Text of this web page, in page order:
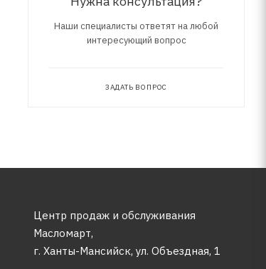
Наши специалисты ответят на любой
интересующий вопрос
ЗАДАТЬ ВОПРОС
Центр продаж и обслуживания
Масломарт,
г. Ханты-Мансийск, ул. Объездная, 1